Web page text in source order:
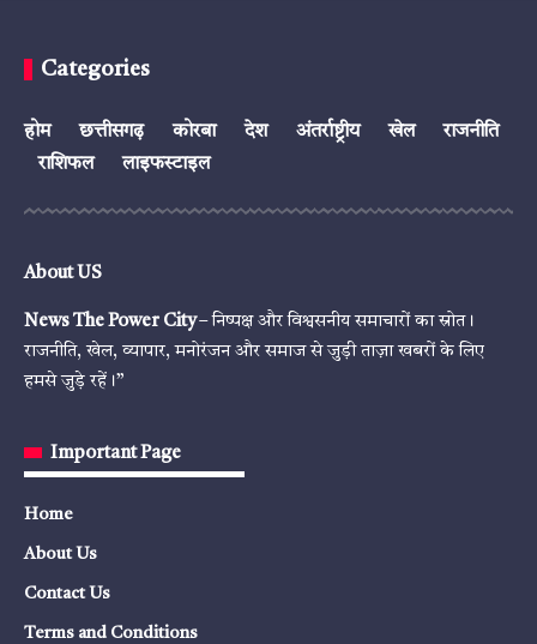
Categories
होम छत्तीसगढ़ कोरबा देश अंतर्राष्ट्रीय खेल
राजनीति
राशिफल
लाइफस्टाइल
About US
News The Power City– निष्पक्ष और विश्वसनीय समाचारों का स्रोत।
राजनीति, खेल, व्यापार, मनोरंजन और समाज से जुड़ी ताज़ा खबरों के लिए
हमसे जुड़े रहें।”
Important Page
Home
About Us
Contact Us
Terms and Conditions